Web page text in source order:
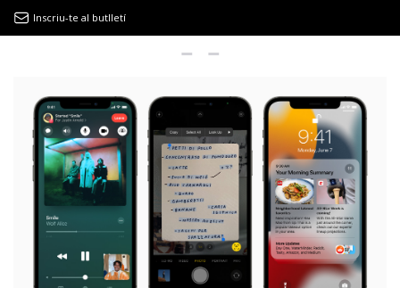
EL CLÀSSIC | ALBERT PLA
“LA VIDA ÉS COM LA MAR: SEMPRE BUSCA L’EQUILIBRI”
NOVETATS DISCOGRÀFIQUES
EL CLÀSSIC | ELS 3 TAMBORS
Inscriu-te al butlletí